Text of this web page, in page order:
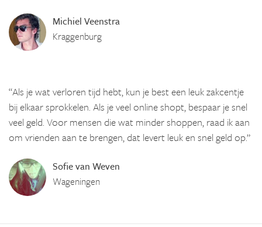
Michiel Veenstra
Kraggenburg
“Als je wat verloren tijd hebt, kun je best een leuk zakcentje
bij elkaar sprokkelen. Als je veel online shopt, bespaar je snel
veel geld. Voor mensen die wat minder shoppen, raad ik aan
om vrienden aan te brengen, dat levert leuk en snel geld op.”
Sofie van Weven
Wageningen